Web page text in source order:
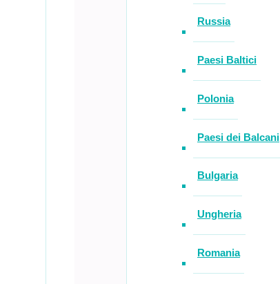
Russia
Paesi Baltici
Polonia
Paesi dei Balcani
Bulgaria
Ungheria
Romania